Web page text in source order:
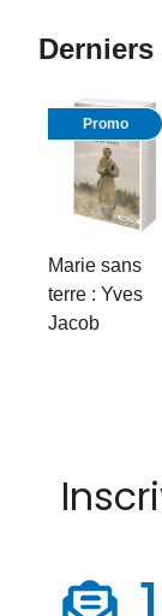
Promo
Marie sans
terre : Yves
Jacob